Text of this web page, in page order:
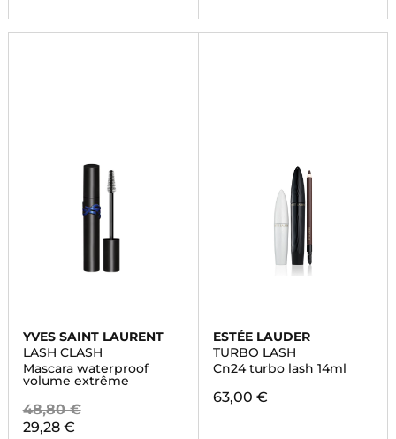
YVES SAINT LAURENT
LASH CLASH
Mascara waterproof
volume extrême
48,80 €
29,28 €
ESTÉE LAUDER
TURBO LASH
Cn24 turbo lash 14ml
63,00 €